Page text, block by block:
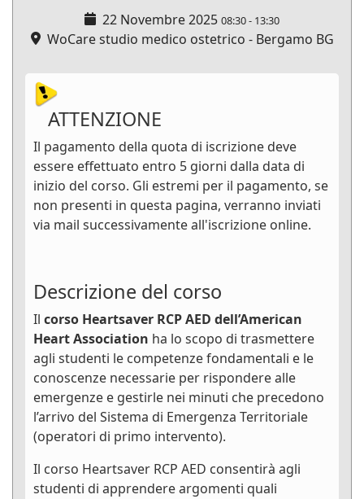
22 Novembre 2025 08:30- 13:30
WoCare studio medico ostetrico - Bergamo BG
ATTENZIONE
Il pagamento della quota di iscrizione deve
essere effettuato entro 5 giorni dalla data di
inizio del corso. Gli estremi per il pagamento, se
non presenti in questa pagina, verranno inviati
via mail successivamente all'iscrizione online.
Descrizione del corso
Il corso Heartsaver RCP AED dell’American
Heart Association ha lo scopo di trasmettere
agli studenti le competenze fondamentali e le
conoscenze necessarie per rispondere alle
emergenze e gestirle nei minuti che precedono
l’arrivo del Sistema di Emergenza Territoriale
(operatori di primo intervento).
Il corso Heartsaver RCP AED consentirà agli
studenti di apprendere argomenti quali